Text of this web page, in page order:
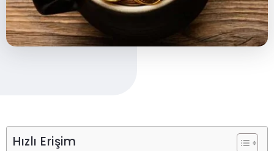
Hızlı Erişim